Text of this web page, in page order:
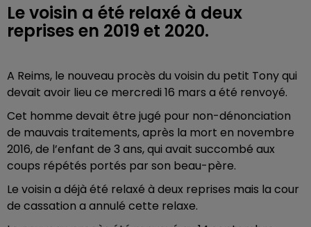
Le voisin a été relaxé à deux
reprises en 2019 et 2020.
A Reims, le nouveau procès du voisin du petit Tony qui
devait avoir lieu ce mercredi 16 mars a été renvoyé.
Cet homme devait être jugé pour non-dénonciation
de mauvais traitements, après la mort en novembre
2016, de l’enfant de 3 ans, qui avait succombé aux
coups répétés portés par son beau-père.
Le voisin a déjà été relaxé à deux reprises mais la cour
de cassation a annulé cette relaxe.